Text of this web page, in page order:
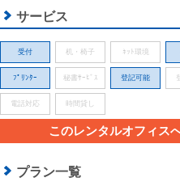
サービス
受付 机・椅子 ﾈｯﾄ環境
ﾌﾟﾘﾝﾀｰ 秘書ｻｰﾋﾞｽ 登記可能
電話対応 時間貸し
このレンタルオフィス
プラン一覧